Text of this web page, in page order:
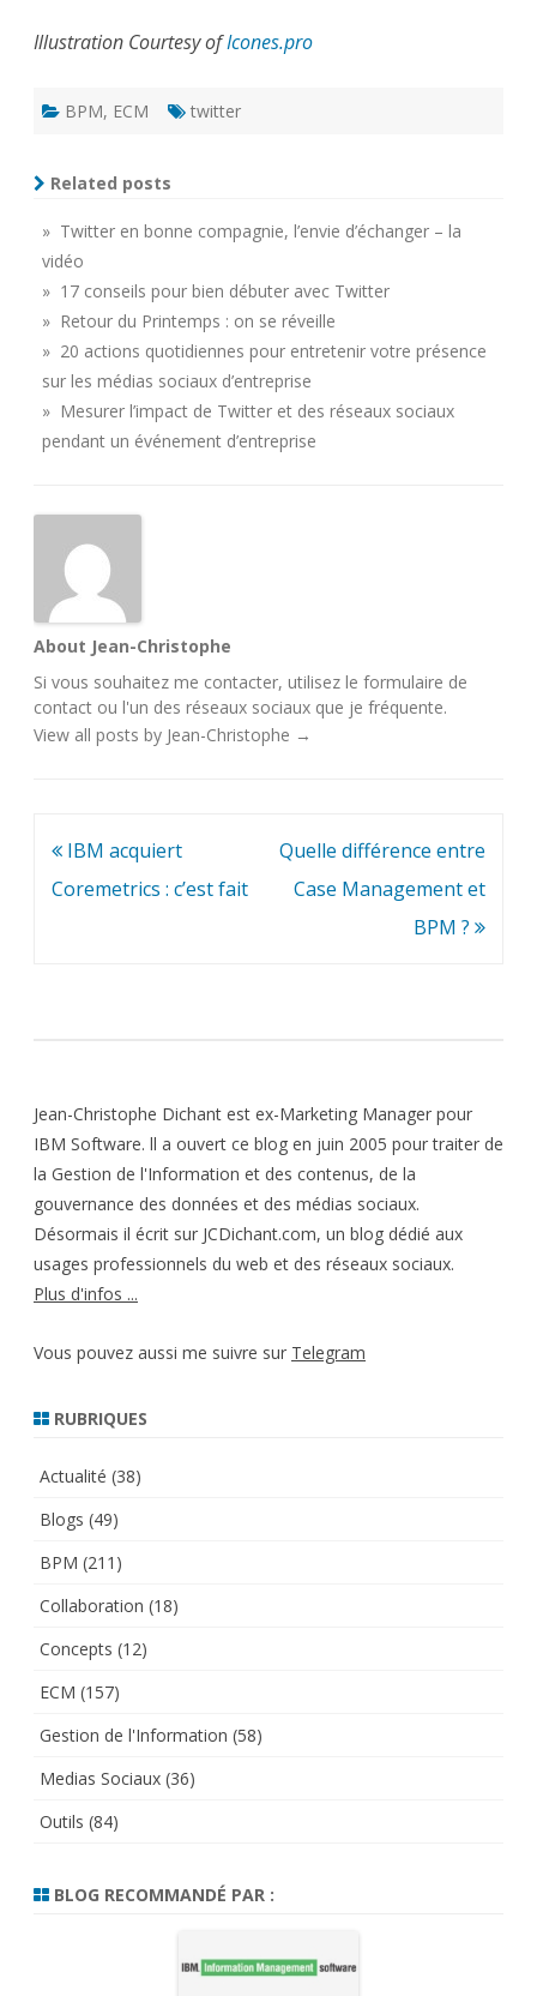
Illustration Courtesy ofIcones.pro
BPM, ECM twitter
Related posts
» Twitter en bonne compagnie, l’envie d’échanger – la
vidéo
» 17 conseils pour bien débuter avec Twitter
» Retour du Printemps : on se réveille
» 20 actions quotidiennes pour entretenir votre présence
sur les médias sociaux d’entreprise
» Mesurer l’impact de Twitter et des réseaux sociaux
pendant un événement d’entreprise
About Jean-Christophe
Si vous souhaitez me contacter, utilisez le formulaire de
contact ou l'un des réseaux sociaux que je fréquente.
View all posts by Jean-Christophe →
Navigation
de
IBM acquiert
Coremetrics : c’est fait
Quelle différence entre
Case Management et
BPM ?
Jean-Christophe Dichant est ex-Marketing Manager pour
IBM Software. ll a ouvert ce blog en juin 2005 pour traiter de
la Gestion de l'Information et des contenus, de la
gouvernance des données et des médias sociaux.
Désormais il écrit sur JCDichant.com, un blog dédié aux
usages professionnels du web et des réseaux sociaux.
Plus d'infos ...
Vous pouvez aussi me suivre sur Telegram
RUBRIQUES
Actualité (38)
Blogs (49)
BPM (211)
Collaboration (18)
Concepts (12)
ECM (157)
Gestion de l'Information (58)
Medias Sociaux (36)
Outils (84)
BLOG RECOMMANDÉ PAR :